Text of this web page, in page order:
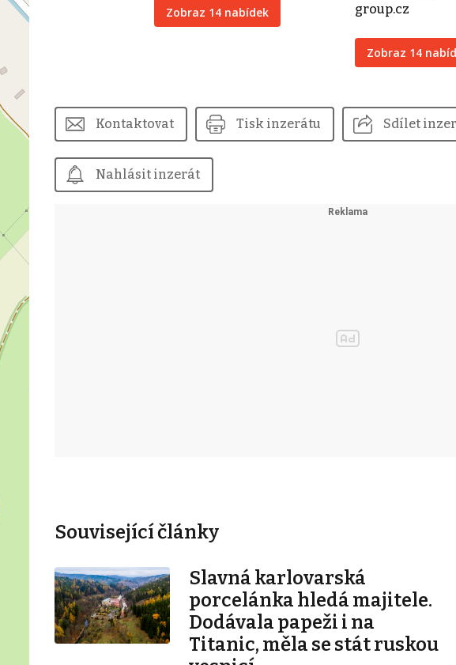
Zobraz 14 nabídek
group.cz
Zobraz 14
Kontaktovat Tisk inzerátu Sdílet
Nahlásit inzerát
Související články
Slavná karlovarská
porcelánka hledá majitele.
Dodávala papeži i na
Titanic, měla se stát ruskou